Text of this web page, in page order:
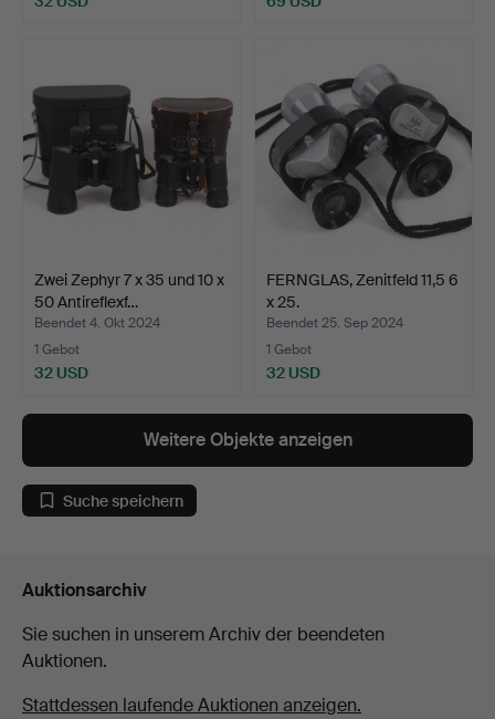
Zwei Zephyr 7 x 35 und 10 x
50 Antireflexf…
Beendet 4. Okt 2024
1 Gebot
32 USD
FERNGLAS, Zenitfeld 11,5 6
x 25.
Beendet 25. Sep 2024
1 Gebot
32 USD
Weitere Objekte anzeigen
Suche speichern
Auktionsarchiv
Sie suchen in unserem Archiv der beendeten
Auktionen.
Stattdessen laufende Auktionen anzeigen.